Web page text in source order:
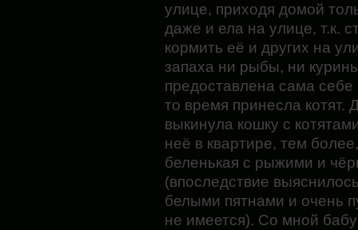
улице, приходя домой
даже и ела на улице, т.к.
кормить её и других на
запаха ни рыбы, ни
предоставлена сама себе
то время принесла котят.
выкинула кошку с
неё в квартире, тем
беленькая с рыжими и
(впоследствие
белыми пятнами и очень
не имеется). Со мной